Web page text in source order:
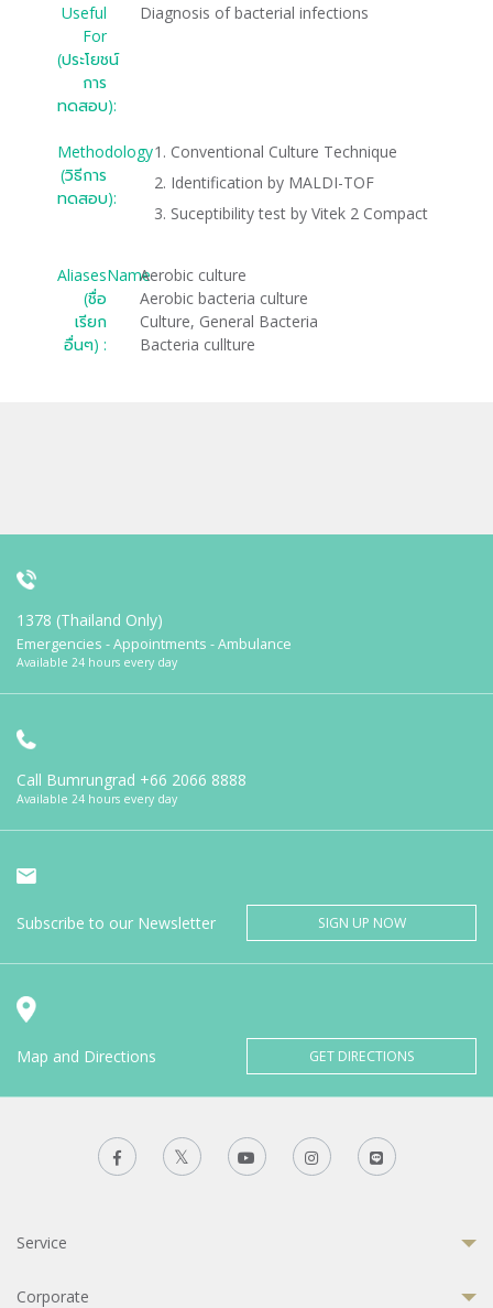
Useful
For
(ประโยชน์
การ
ทดสอบ):
Diagnosis of bacterial infections
Methodology
(วิธีการ
ทดสอบ):
Conventional Culture Technique
Identification by MALDI-TOF
Suceptibility test by Vitek 2 Compact
AliasesName
(ชื่อ
เรียก
อื่นๆ) :
Aerobic culture
Aerobic bacteria culture
Culture, General Bacteria
Bacteria cullture
1378 (Thailand Only)
Emergencies - Appointments - Ambulance
Available 24 hours every day
Call Bumrungrad +66 2066 8888
Available 24 hours every day
Subscribe to our Newsletter SIGN UP NOW
Map and Directions GET DIRECTIONS
Service
Corporate